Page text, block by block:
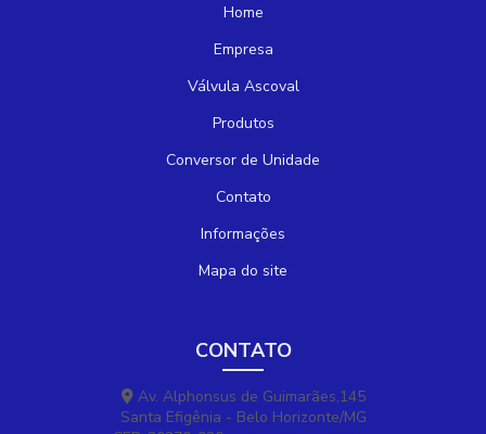
Home
Empresa
Válvula Ascoval
Produtos
Conversor de Unidade
Contato
Informações
Mapa do site
CONTATO
Av. Alphonsus de Guimarães,145
Santa Efigênia - Belo Horizonte/MG